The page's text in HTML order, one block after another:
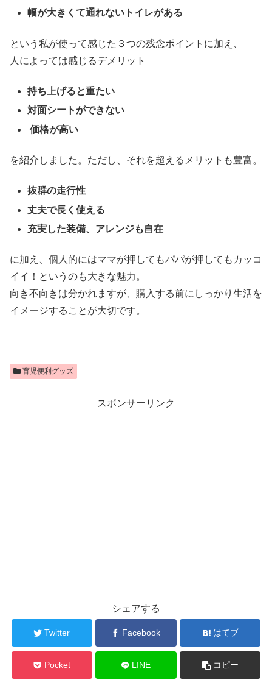
幅が大きくて通れないトイレがある
という私が使って感じた３つの残念ポイントに加え、
人によっては感じるデメリット
持ち上げると重たい
対面シートができない
価格が高い
を紹介しました。ただし、それを超えるメリットも豊富。
抜群の走行性
丈夫で長く使える
充実した装備、アレンジも自在
に加え、個人的にはママが押してもパパが押してもカッコ
イイ！というのも大きな魅力。
向き不向きは分かれますが、購入する前にしっかり生活を
イメージすることが大切です。
育児便利グッズ
スポンサーリンク
シェアする
Twitter Facebook はてブ
Pocket LINE コピー